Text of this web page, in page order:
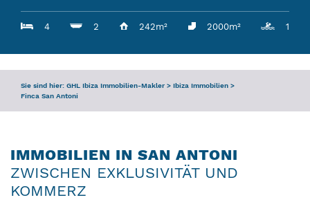
4 2 242m² 2000m² 1
Sie sind hier: GHL Ibiza Immobilien-Makler > Ibiza Immobilien >
Finca San Antoni
IMMOBILIEN IN SAN ANTONI
ZWISCHEN EXKLUSIVITÄT UND
KOMMERZ